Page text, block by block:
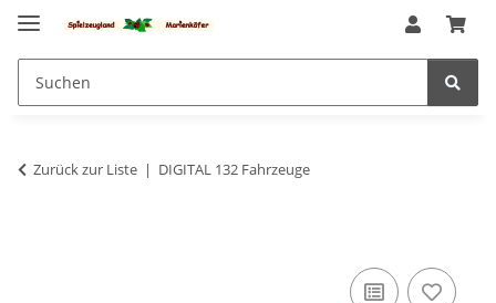
Zurück zur Liste DIGITAL 132 Fahrzeuge